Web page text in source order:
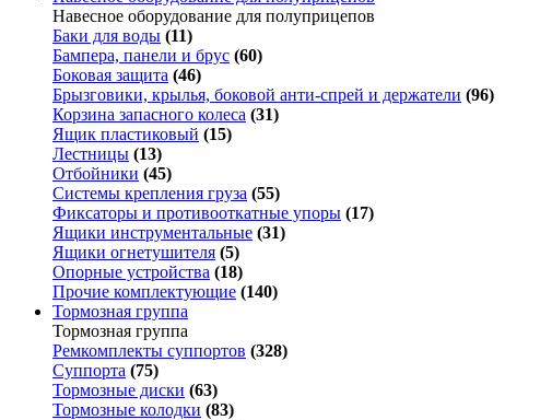
Навесное оборудование для полуприцепов
Баки для воды (11)
Бампера, панели и брус (60)
Боковая защита (46)
Брызговики, крылья, боковой анти-спрей и держатели (96)
Корзина запасного колеса (31)
Ящик пластиковый (15)
Лестницы (13)
Отбойники (45)
Системы крепления груза (55)
Фиксаторы и противооткатные упоры (17)
Ящики инструментальные (31)
Ящики огнетушителя (5)
Опорные устройства (18)
Прочие комплектующие (140)
Тормозная группа
Тормозная группа
Ремкомплекты суппортов (328)
Суппорта (75)
Тормозные диски (63)
Тормозные колодки (83)